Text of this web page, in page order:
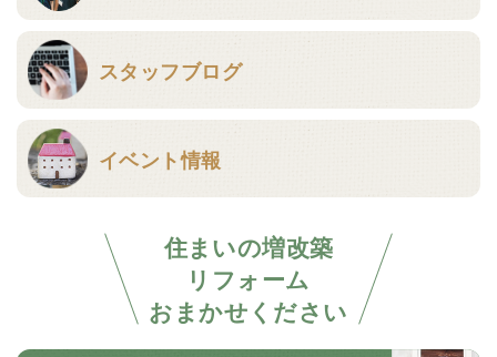
スタッフブログ
イベント情報
住まいの増改築
リフォーム
おまかせください